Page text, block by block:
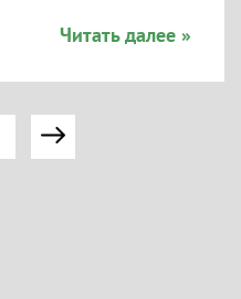
Читать далее »